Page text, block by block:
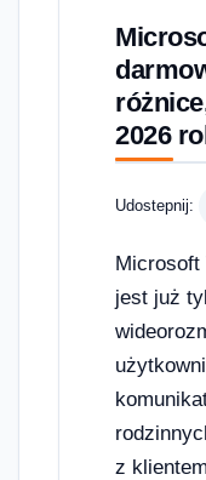
2026
Udostepnij:
Microsoft
jest już
z